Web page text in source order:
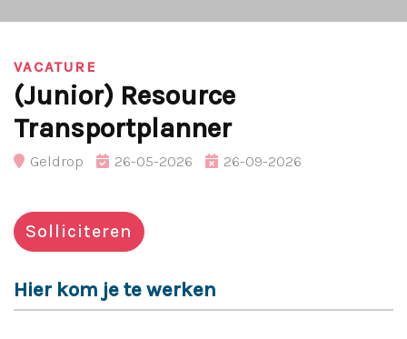
VACATURE
(Junior) Resource
Transportplanner
Geldrop 26-05-2026 26-09-2026
Solliciteren
Hier kom je te werken